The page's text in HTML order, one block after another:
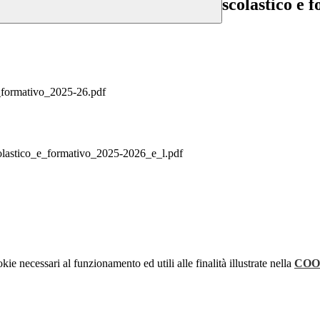
scolastico e
26.pdf
2026_e_l.pdf
necessari al funzionamento ed utili alle finalità illustrate nella